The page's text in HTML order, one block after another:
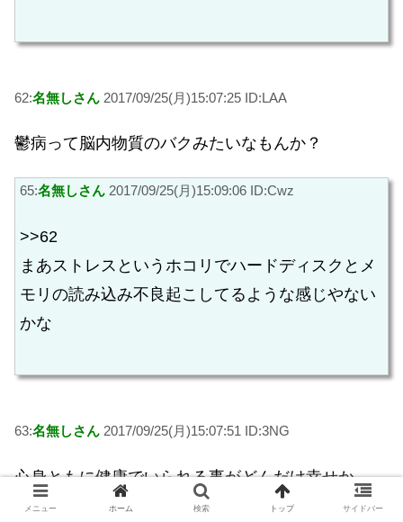
62:名無しさん 2017/09/25(月)15:07:25 ID:LAA
鬱病って脳内物質のバクみたいなもんか？
65:名無しさん 2017/09/25(月)15:09:06 ID:Cwz
>>62
まあストレスというホコリでハードディスクとメ
モリの読み込み不良起こしてるような感じやない
かな
63:名無しさん 2017/09/25(月)15:07:51 ID:3NG
心身ともに健康でいられる事がどんだけ幸せか
メニュー ホーム 検索 トップ サイドバー